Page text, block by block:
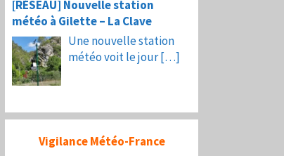
[RÉSEAU] Nouvelle station
météo à Gilette – La Clave
Une nouvelle station
météo voit le jour[…]
Vigilance Météo-France